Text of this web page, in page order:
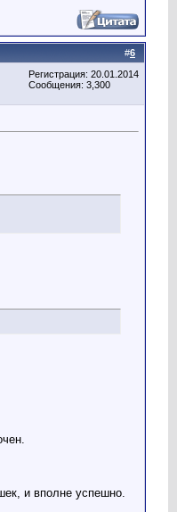
#6
Регистрация: 20.01.2014
Сообщения: 3,300
и вполне успешно.